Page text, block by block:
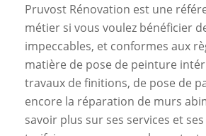
Pruvost Rénovation est une
métier si vous voulez bénéficier
impeccables, et conformes aux
matière de pose de peinture
travaux de finitions, de pose de
encore la réparation de murs
savoir plus sur ses services et